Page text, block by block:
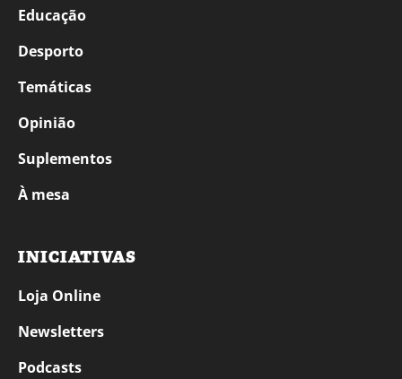
Educação
Desporto
Temáticas
Opinião
Suplementos
À mesa
INICIATIVAS
Loja Online
Newsletters
Podcasts